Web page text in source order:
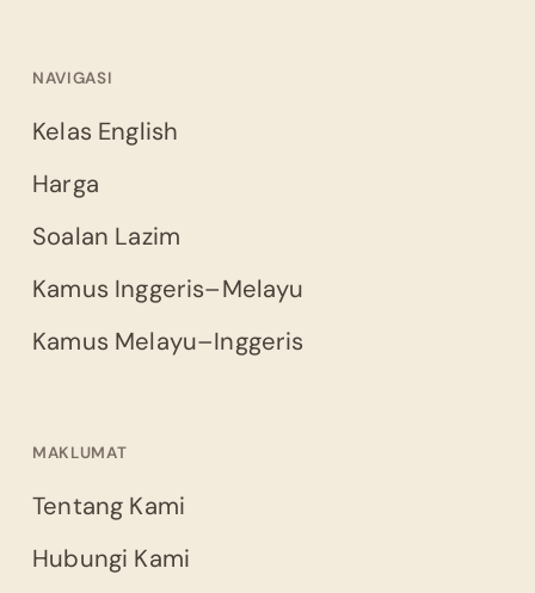
NAVIGASI
Kelas English
Harga
Soalan Lazim
Kamus Inggeris–Melayu
Kamus Melayu–Inggeris
MAKLUMAT
Tentang Kami
Hubungi Kami